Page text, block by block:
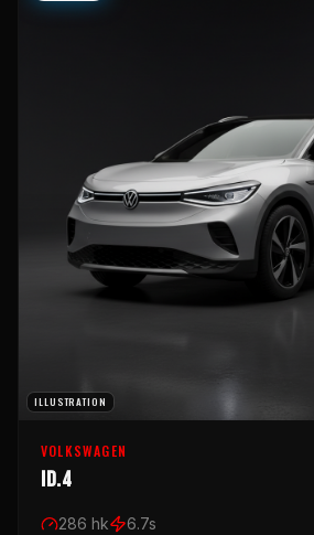
ILLUSTRATION
VOLKSWAGEN
ID.4
286 hk 6.7s